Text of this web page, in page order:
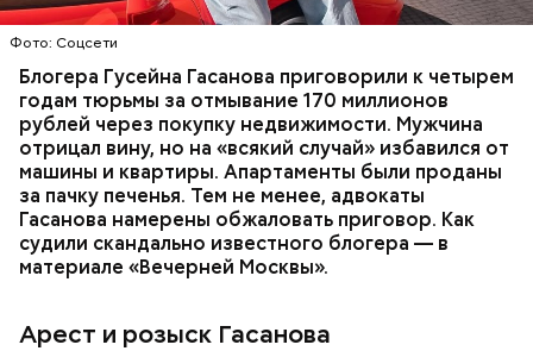
Фото: Соцсети
Блогера Гусейна Гасанова приговорили к четырем
годам тюрьмы за отмывание 170 миллионов
рублей через покупку недвижимости. Мужчина
отрицал вину, но на «всякий случай» избавился от
машины и квартиры. Апартаменты были проданы
за пачку печенья. Тем не менее, адвокаты
Гасанова намерены обжаловать приговор. Как
судили скандально известного блогера — в
материале «Вечерней Москвы».
Арест и розыск Гасанова
Молодого человека задержали. На первом же
допросе он признался, что планировал отравить
только отчима. Тогда следователи посчитали, что
мотивом преступления была квартира родителей,
которая в случае их смерти перешла бы сыну. Но
спустя несколько дней Миссюра заявил, что ранее
уже травил других людей.